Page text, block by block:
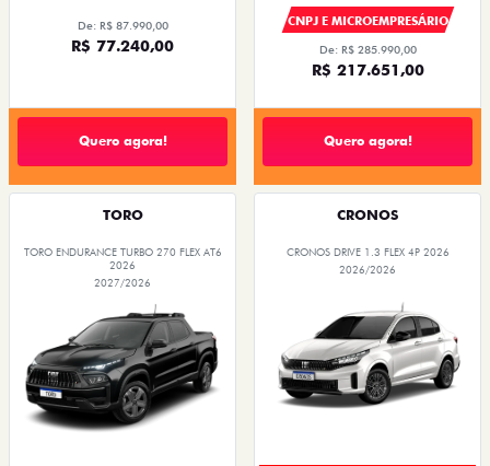
De: R$ 87.990,00
R$ 77.240,00
Quero agora!
CNPJ E MICROEMPRESÁRIO
De: R$ 285.990,00
R$ 217.651,00
Quero agora!
TORO
TORO ENDURANCE TURBO 270 FLEX AT6
2026
2027/2026
CRONOS
CRONOS DRIVE 1.3 FLEX 4P 2026
2026/2026